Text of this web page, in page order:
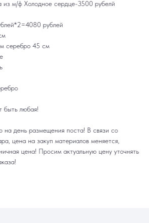
из м/ф Холодное сердце-3500 рубелй
рублей
серебро 45 см
быть любая!
на день размещения поста! В связи со
цена на закуп материалов меняется,
цена! Просим актуальную цену уточнять
С 10:00 до 19:30
55
Д. 13
в Яндекс